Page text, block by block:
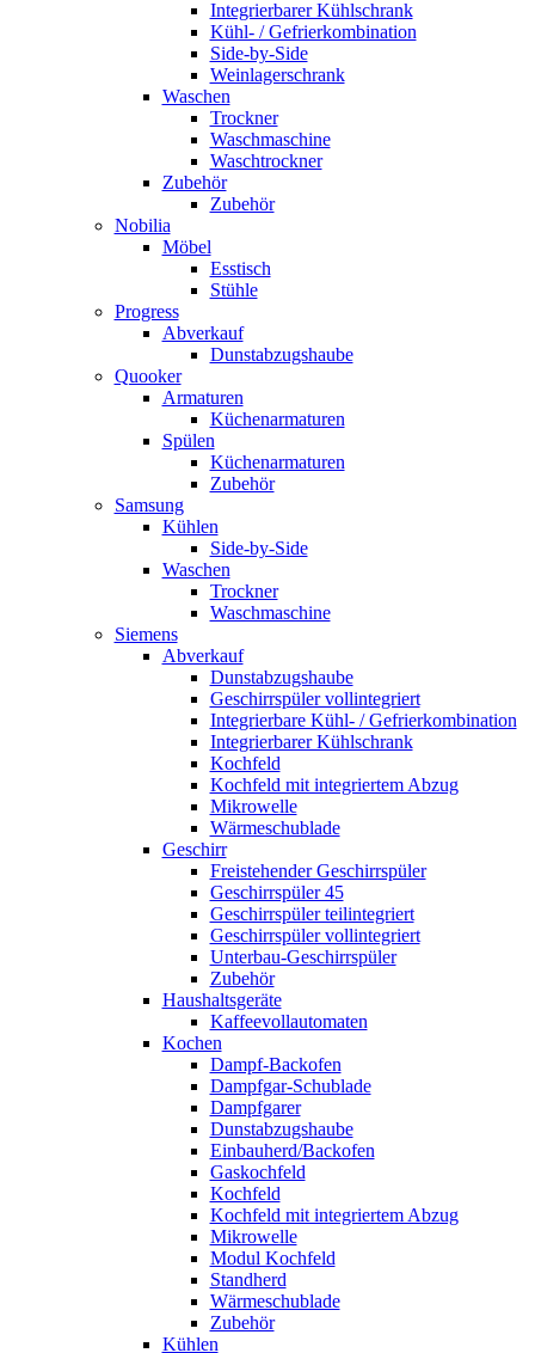
Integrierbarer Kühlschrank
Kühl- / Gefrierkombination
Side-by-Side
Weinlagerschrank
Waschen
Trockner
Waschmaschine
Waschtrockner
Zubehör
Zubehör
Nobilia
Möbel
Esstisch
Stühle
Progress
Abverkauf
Dunstabzugshaube
Quooker
Armaturen
Küchenarmaturen
Spülen
Küchenarmaturen
Zubehör
Samsung
Kühlen
Side-by-Side
Waschen
Trockner
Waschmaschine
Siemens
Abverkauf
Dunstabzugshaube
Geschirrspüler vollintegriert
Integrierbare Kühl- / Gefrierkombination
Integrierbarer Kühlschrank
Kochfeld
Kochfeld mit integriertem Abzug
Mikrowelle
Wärmeschublade
Geschirr
Freistehender Geschirrspüler
Geschirrspüler 45
Geschirrspüler teilintegriert
Geschirrspüler vollintegriert
Unterbau-Geschirrspüler
Zubehör
Haushaltsgeräte
Kaffeevollautomaten
Kochen
Dampf-Backofen
Dampfgar-Schublade
Dampfgarer
Dunstabzugshaube
Einbauherd/Backofen
Gaskochfeld
Kochfeld
Kochfeld mit integriertem Abzug
Mikrowelle
Modul Kochfeld
Standherd
Wärmeschublade
Zubehör
Kühlen